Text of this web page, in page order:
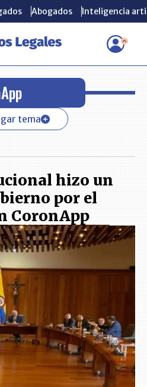
Abogados Inteligencia
Abogados Inteligencia
tema
hizo un
por el
CoronApp